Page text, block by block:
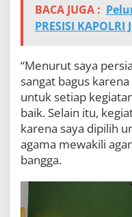
BACA JUGA :
PRESISI KAPOLRI
“Menurut saya
sangat bagus
untuk setiap
baik. Selain itu,
karena saya dipilih
agama mewakili
bangga.